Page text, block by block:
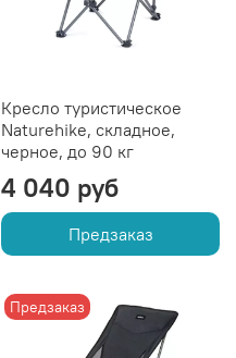
Кресло туристическое
Naturehike, складное,
черное, до 90 кг
4 040 руб
Предзаказ
Предзаказ